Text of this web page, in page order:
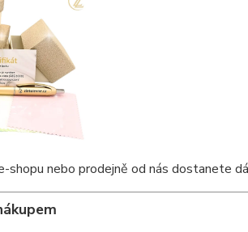
shopu nebo prodejně od nás dostanete